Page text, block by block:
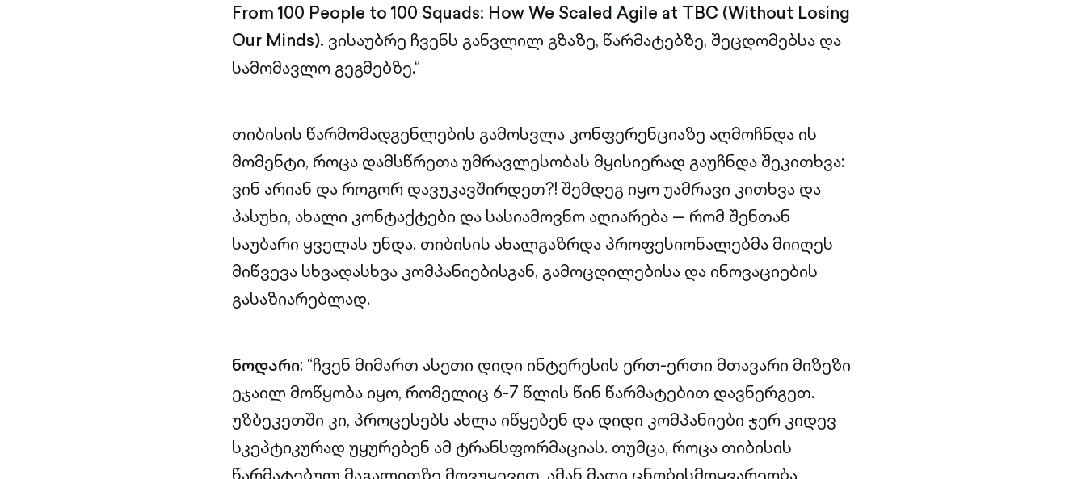
From 100 People to 100 Squads: How We Scaled Agile at TBC (Without Losing
Our Minds). ვისაუბრე ჩვენს განვლილ გზაზე, წარმატებზე, შეცდომებსა და
სამომავლო გეგმებზე.“
თიბისის წარმომადგენლების გამოსვლა კონფერენციაზე აღმოჩნდა ის
მომენტი, როცა დამსწრეთა უმრავლესობას მყისიერად გაუჩნდა შეკითხვა:
ვინ არიან და როგორ დავუკავშირდეთ?! შემდეგ იყო უამრავი კითხვა და
პასუხი, ახალი კონტაქტები და სასიამოვნო აღიარება — რომ შენთან
საუბარი ყველას უნდა. თიბისის ახალგაზრდა პროფესიონალებმა მიიღეს
მიწვევა სხვადასხვა კომპანიებისგან, გამოცდილებისა და ინოვაციების
გასაზიარებლად.
ნოდარი: “ჩვენ მიმართ ასეთი დიდი ინტერესის ერთ-ერთი მთავარი მიზეზი
ეჯაილ მოწყობა იყო, რომელიც 6-7 წლის წინ წარმატებით დავნერგეთ.
უზბეკეთში კი, პროცესებს ახლა იწყებენ და დიდი კომპანიები ჯერ კიდევ
სკეპტიკურად უყურებენ ამ ტრანსფორმაციას. თუმცა, როცა თიბისის